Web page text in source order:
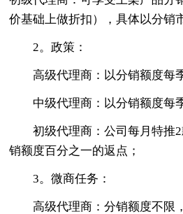
价基础上做折扣），具体以分销
2。政策：
高级代理商：以分销额度每
中级代理商：以分销额度每
初级代理商：公司每月特推
销额度百分之一的返点；
3。微商任务：
高级代理商：分销额度不限